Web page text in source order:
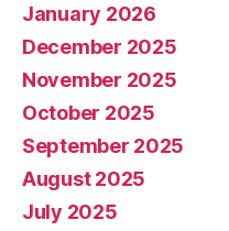
January 2026
December 2025
November 2025
October 2025
September 2025
August 2025
July 2025